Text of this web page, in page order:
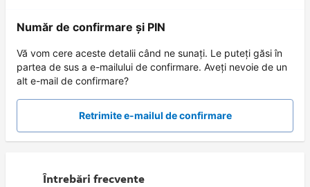
Număr de confirmare și PIN
Vă vom cere aceste detalii când ne sunați. Le puteți găsi în
partea de sus a e-mailului de confirmare. Aveți nevoie de un
alt e-mail de confirmare?
Retrimite e-mailul de confirmare
Întrebări frecvente